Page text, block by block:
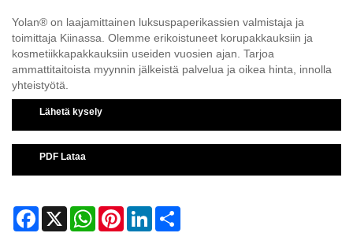
Yolan® on laajamittainen luksuspaperikassien valmistaja ja
toimittaja Kiinassa. Olemme erikoistuneet korupakkauksiin ja
kosmetiikkapakkauksiin useiden vuosien ajan. Tarjoa
ammattitaitoista myynnin jälkeistä palvelua ja oikea hinta, innolla
yhteistyötä.
Lähetä kysely
PDF Lataa
Facebook
X WhatsAppPinterestLinkedIn